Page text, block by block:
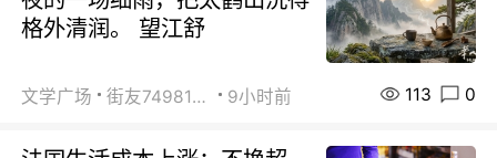
格外清润。 望江舒
文学广场 街友74981146 9小时前 113 0